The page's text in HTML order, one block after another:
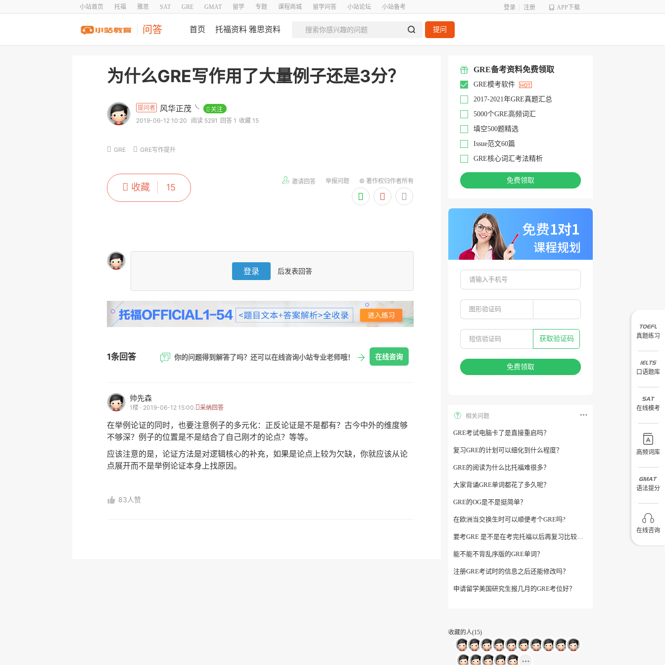
小站首页 托福 雅思 SAT GRE GMAT 留学 专题 课程商城 留学问答 小站论坛 小站备考 登录 注册 APP下载
问答 首页 托福资料 雅思资料 提问
为什么GRE写作用了大量例子还是3分？
提问者 风华正茂╰
关注
2019-06-12 10:20
阅读 5291 回答 1 收藏 15
GRE GRE写作提升
© 著作权归作者所有
举报问题
邀请回答
收藏 15
登录 后发表回答
1条回答 你的问题得到解答了吗？还可以在线咨询小站专业老师哦！ 在线咨询
帅先森
1楼 · 2019-06-12 15:00. 采纳回答
在举例论证的同时，也要注意例子的多元化：正反论证是不是都有？古今中外的维度够
不够深？例子的位置是不是结合了自己刚才的论点？等等。
应该注意的是，论证方法是对逻辑核心的补充，如果是论点上较为欠缺，你就应该从论
点展开而不是举例论证本身上找原因。
83人赞
GRE备考资料免费领取
GRE模考软件
2017-2021年GRE真题汇总
5000个GRE高频词汇
填空500题精选
Issue范文60篇
GRE核心词汇考法精析
免费领取
获取验证码
免费领取
相关问题
GRE考试电脑卡了是直接重启吗？
复习GRE的计划可以细化到什么程度？
GRE的阅读为什么比托福难很多？
大家背诵GRE单词都花了多久呢？
GRE的OG是不是挺简单？
在欧洲当交换生时可以顺便考个GRE吗?
要考GRE 是不是在考完托福以后再复习比较妥？
能不能不背乱序版的GRE单词？
注册GRE考试时的信息之后还能修改吗？
申请留学美国研究生报几月的GRE考位好？
收藏的人(15)
真题练习
口语题库
在线模考
高频词库
语法提分
在线咨询